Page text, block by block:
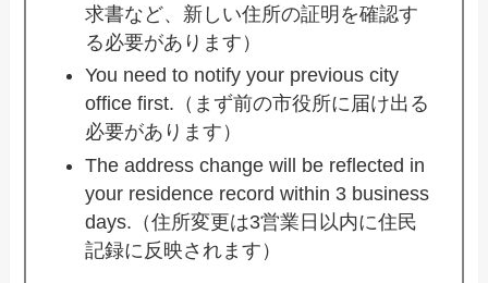
求書など、新しい住所の証明を確認す
る必要があります）
You need to notify your previous city
office first.（まず前の市役所に届け出る
必要があります）
The address change will be reflected in
your residence record within 3 business
days.（住所変更は3営業日以内に住民
記録に反映されます）